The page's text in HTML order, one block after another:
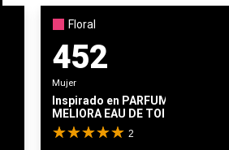
Floral
452
Mujer
Inspirado en PARFUMS DE MARLY
MELIORA EAU DE TOILETTE
2